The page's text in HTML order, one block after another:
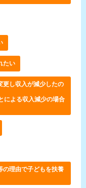
たい
更し収入が減少したの
による収入減少の場合
の理由で子どもを扶養